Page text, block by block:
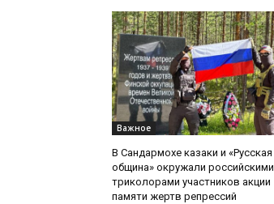
Важное
В Сандармохе казаки и «Русская
община» окружали российскими
триколорами участников акции
памяти жертв репрессий